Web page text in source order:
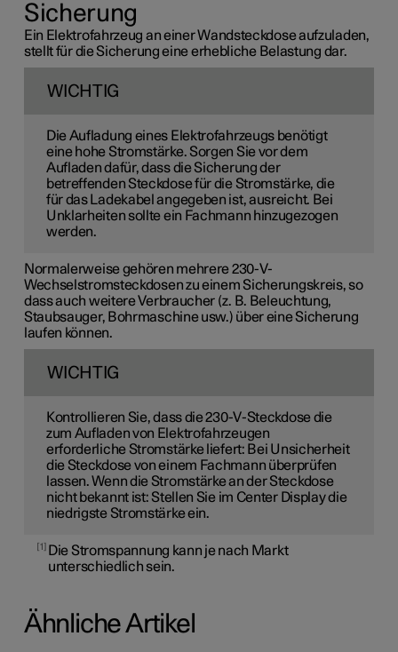
Sicherung
Ein Elektrofahrzeug an einer Wandsteckdose aufzuladen,
stellt für die Sicherung eine erhebliche Belastung dar.
WICHTIG
Die Aufladung eines Elektrofahrzeugs benötigt
eine hohe Stromstärke. Sorgen Sie vor dem
Aufladen dafür, dass die Sicherung der
betreffenden Steckdose für die Stromstärke, die
für das Ladekabel angegeben ist, ausreicht. Bei
Unklarheiten sollte ein Fachmann hinzugezogen
werden.
Normalerweise gehören mehrere230-V-
Wechselstromsteckdosen zu einem Sicherungskreis, so
dass auch weitere Verbraucher (z. B. Beleuchtung,
Staubsauger, Bohrmaschine usw.) über eine Sicherung
laufen können.
WICHTIG
Kontrollieren Sie, dass die230-V-Steckdose die
zum Aufladen von Elektrofahrzeugen
erforderliche Stromstärke liefert: Bei Unsicherheit
die Steckdose von einem Fachmann überprüfen
lassen. Wenn die Stromstärke an der Steckdose
nicht bekannt ist: Stellen Sie im Center Display die
niedrigste Stromstärke ein.
1
Die Stromspannung kann je nach Markt
unterschiedlich sein.
Ähnliche Artikel